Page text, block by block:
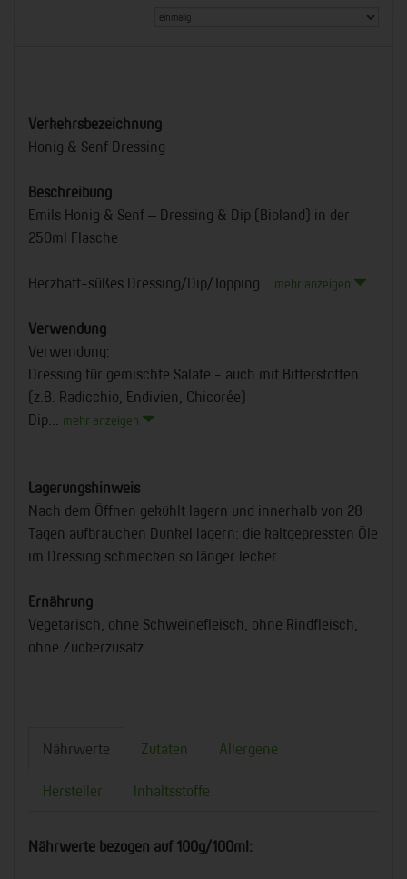
Verkehrsbezeichnung
Honig & Senf Dressing
Beschreibung
Emils Honig & Senf – Dressing & Dip (Bioland) in der
250ml Flasche
Herzhaft-süßes Dressing/Dip/Topping... mehr anzeigen
Verwendung
Verwendung:
Dressing für gemischte Salate - auch mit Bitterstoffen
(z.B. Radicchio, Endivien, Chicorée)
Dip...
mehr anzeigen
Lagerungshinweis
Nach dem Öffnen gekühlt lagern und innerhalb von 28
Tagen aufbrauchen Dunkel lagern: die kaltgepressten Öle
im Dressing schmecken so länger lecker.
Ernährung
Vegetarisch, ohne Schweinefleisch, ohne Rindfleisch,
ohne Zuckerzusatz
Nährwerte Zutaten Allergene
Hersteller Inhaltsstoffe
Nährwerte bezogen auf 100g/100ml: